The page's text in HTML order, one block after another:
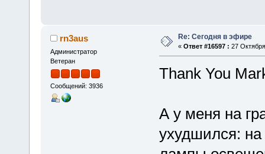
rn3aus
Администратор
Ветеран
Сообщений: 3936
Re: Сегодня в эфире
« Ответ #16597 : 27
Thank You
А у меня на
ухудшился: